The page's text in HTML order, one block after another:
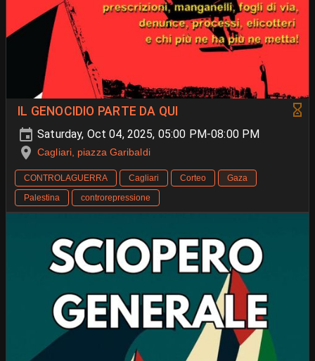
IL GENOCIDIO PARTE DA QUI
Saturday, Oct 04, 2025, 05:00 PM-08:00 PM
Cagliari, piazza Garibaldi
CONTROLAGUERRA Cagliari Corteo
Gaza
Palestina
controrepressione